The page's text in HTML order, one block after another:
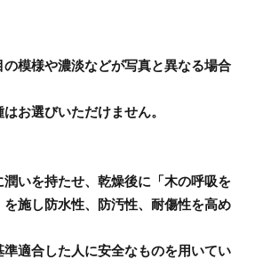
の模様や濃淡などが写真と異なる場合
お選びいただけません。
いを持たせ、乾燥後に「木の呼吸を
を施し防水性、防汚性、耐傷性を高め
準適合した人に安全なものを用いてい